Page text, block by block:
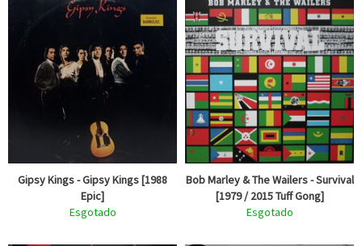
Gipsy Kings - Gipsy Kings [1988
Epic]
Esgotado
Bob Marley & The Wailers - Survival
[1979 / 2015 Tuff Gong]
Esgotado